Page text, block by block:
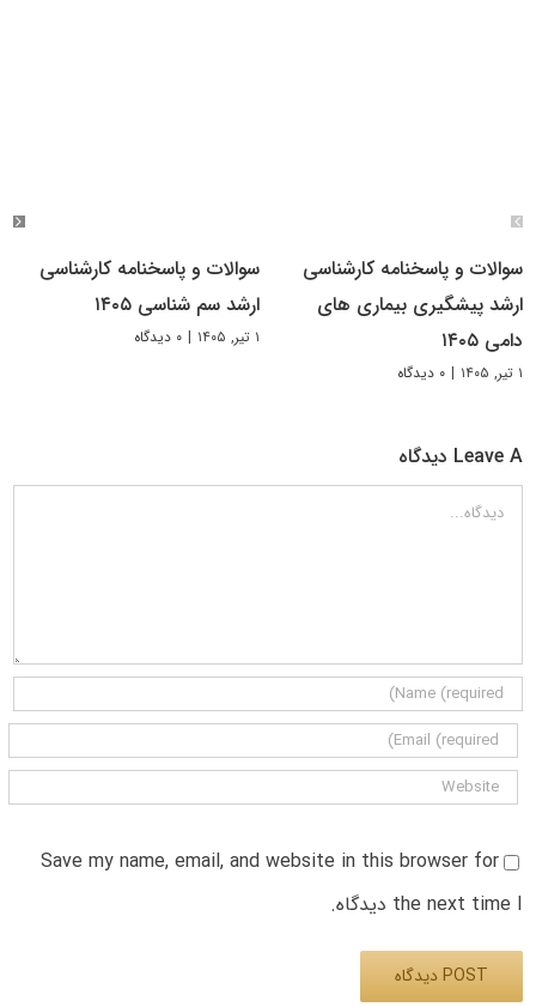
سوالات و پاسخنامه کارشناسی
ارشد پیشگیری بیماری های
دامی ۱۴۰۵
۱ تیر, ۱۴۰۵ | ۰ دیدگاه
سوالات و پاسخنامه کارشناسی
ارشد سم شناسی ۱۴۰۵
۱ تیر, ۱۴۰۵ | ۰ دیدگاه
Leave A دیدگاه
دیدگاه
Save my name, email, and website in this browser for
the next time I دیدگاه.